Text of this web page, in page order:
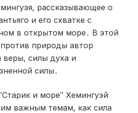
рассказывающее о
и его схватке с
в открытом море․ В этой
природы автор
веры, силы духа и
силы․
и море″ Хемингуэй
важным темам, как сила